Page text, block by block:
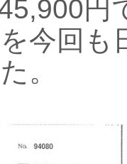
円
今回
。